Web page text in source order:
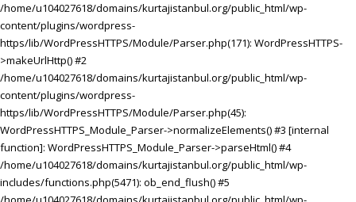
/home/u104027618/domains/kurtajistanbul.org/public_html/wp-
content/plugins/wordpress-
https/lib/WordPressHTTPS/Module/Parser.php(171): WordPressHTTPS-
>makeUrlHttp() #2
/home/u104027618/domains/kurtajistanbul.org/public_html/wp-
content/plugins/wordpress-
https/lib/WordPressHTTPS/Module/Parser.php(45):
WordPressHTTPS_Module_Parser->normalizeElements() #3 [internal
function]: WordPressHTTPS_Module_Parser->parseHtml() #4
/home/u104027618/domains/kurtajistanbul.org/public_html/wp-
includes/functions.php(5471): ob_end_flush() #5